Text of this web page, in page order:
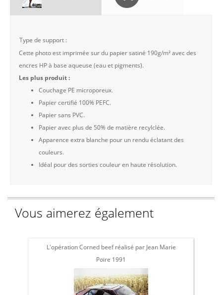
Type de support :
Cette photo est imprimée sur du papier satiné 190g/m² avec des
encres HP à base aqueuse (eau et pigments).
Les plus produit :
Couchage PE microporeux.
Papier certifié 100% PEFC.
Papier sans PVC.
Papier avec plus de 50% de matière recylclée.
Apparence extra blanche pour un rendu éclatant des
couleurs.
Idéal pour des sorties couleur en haute résolution.
Vous aimerez également
L'opération Corned beef réalisé par Jean Marie
Poire 1991